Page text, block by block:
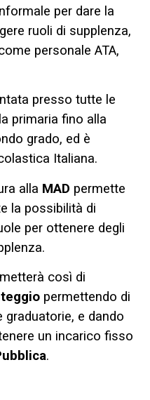
per dare la
ruoli di supplenza,
personale ATA,
presso tutte le
primaria fino alla
grado, ed è
Italiana.
alla MAD permette
la possibilità di
per ottenere degli
così di
permettendo di
graduatorie, e dando
un incarico fisso
.